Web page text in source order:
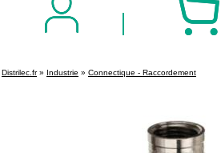
Distrilec.fr» Industrie » Connectique - Raccordement